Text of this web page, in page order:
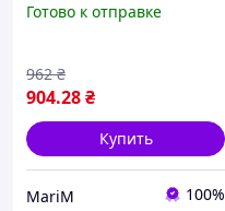
Готово к отправке
904.28₴
962 ₴
Купить
MariM 100%